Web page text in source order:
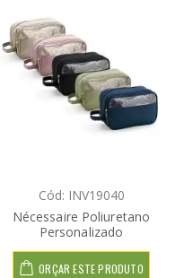
Cód: INV19040
Nécessaire Poliuretano
Personalizado
ORÇAR ESTE PRODUTO